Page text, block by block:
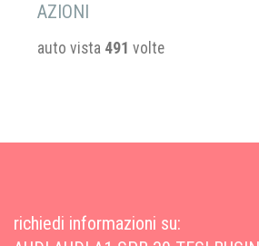
AZIONI
auto vista 491 volte
richiedi informazioni su: